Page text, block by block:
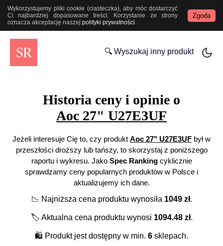
Wykorzystujemy pliki cookie (ciasteczka), aby móc dostarczyć
Ci najbardziej dopasowane treści. Korzystanie ze strony
oznacza akceptację naszej polityki prywatności.
Zgoda
🔍 Wyszukaj inny produkt
Historia ceny i opinie o
Aoc 27" U27E3UF
Jeżeli interesuje Cię to, czy produkt Aoc 27" U27E3UF był w
przeszłości droższy lub tańszy, to skorzystaj z poniższego
raportu i wykresu. Jako Spec Rankingcyklicznie
sprawdzamy ceny popularnych produktów w Polsce i
aktualizujemy ich dane.
📉 Najniższa cena produktu wynosiła 1049zł.
🏷️ Aktualna cena produktu wynosi 1094.48zł.
🛍️ Produkt jest dostępny w min. 6 sklepach.